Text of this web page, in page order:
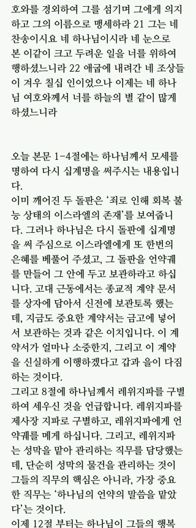
호와를 경외하여 그를 섬기며 그에게 의지
하고 그의 이름으로 맹세하라 21 그는 네
찬송이시요 네 하나님이시라 네 눈으로
본 이같이 크고 두려운 일을 너를 위하여
행하셨느니라 22 애굽에 내려간 네 조상들
이 겨우 칠십 인이었으나 이제는 네 하나
님 여호와께서 너를 하늘의 별 같이 많게
하셨느니라
오늘 본문 1-4절에는 하나님께서 모세를
명하여 다시 십계명을 써주시는 내용입니
다.
이미 깨어진 두 돌판은 ‘죄로 인해 회복 불
능 상태의 이스라엘의 존재’를 보여줍니
다. 그러나 하나님은 다시 돌판에 십계명
을 써 주심으로 이스라엘에게 또 한번의
은혜를 베풀어 주셨고, 그 돌판을 언약궤
를 만들어 그 안에 두고 보관하라고 하십
니다. 고대 근동에서는 종교적 계약 문서
를 상자에 담아서 신전에 보관토록 했는
데, 지금도 중요한 계약서는 금고에 넣어
서 보관하는 것과 같은 이치입니다. 이 계
약서가 얼마나 소중한지, 그리고 이 계약
을 신실하게 이행하겠다고 갑과 을이 다짐
하는 것이다.
그리고 8절에 하나님께서 레위지파를 구별
하여 세우신 것을 언급합니다. 레위지파를
제사장 지파로 구별하고, 레위지파에게 언
약궤를 메게 하십니다. 그리고, 레위지파
는 성막을 맡아 관리하는 직무를 담당했는
데, 단순히 성막의 물건을 관리하는 것이
그들의 직무의 핵심은 아니라, 가장 중요
한 직무는 ‘하나님의 언약의 말씀을 맡았
다’는 것이다.
이제 12절 부터는 하나님이 그들의 행복